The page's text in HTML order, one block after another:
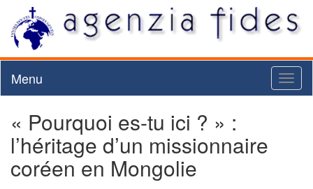
Menu
« Pourquoi es-tu ici ? » :
l’héritage d’un missionnaire
coréen en Mongolie